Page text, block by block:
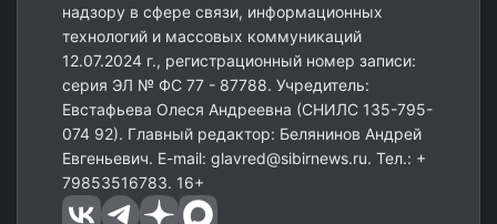
надзору в сфере связи, информационных
технологий и массовых коммуникаций
12.07.2024 г., регистрационный номер записи:
серия ЭЛ № ФС 77 - 87788. Учредитель:
Евстафьева Олеся Андреевна (СНИЛС 135-795-
074 92). Главный редактор: Белянинов Андрей
Евгеньевич. E-mail: glavred@sibirnews.ru. Тел.: +
79853516783. 16+